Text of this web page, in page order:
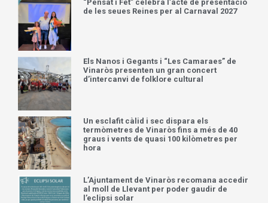
“Pensat i Fet” celebra l’acte de presentació
de les seues Reines per al Carnaval 2027
Els Nanos i Gegants i “Les Camaraes” de
Vinaròs presenten un gran concert
d’intercanvi de folklore cultural
Un esclafit càlid i sec dispara els
termòmetres de Vinaròs fins a més de 40
graus i vents de quasi 100 kilòmetres per
hora
L’Ajuntament de Vinaròs recomana accedir
al moll de Llevant per poder gaudir de
l’eclipsi solar